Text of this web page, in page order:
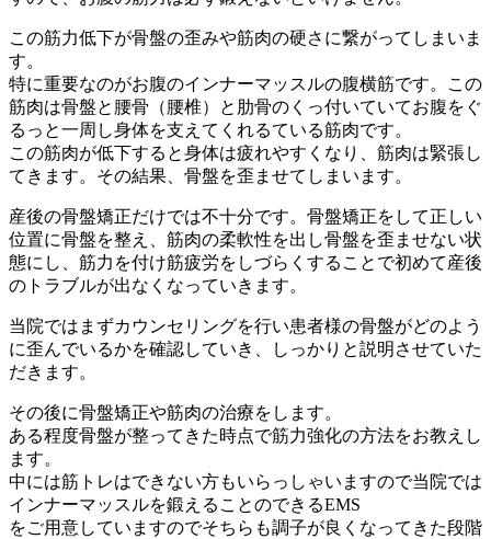
この筋力低下が骨盤の歪みや筋肉の硬さに繋がってしまいま
す。
特に重要なのがお腹のインナーマッスルの腹横筋です。この
筋肉は骨盤と腰骨（腰椎）と肋骨のくっ付いていてお腹をぐ
るっと一周し身体を支えてくれるている筋肉です。
この筋肉が低下すると身体は疲れやすくなり、筋肉は緊張し
てきます。その結果、骨盤を歪ませてしまいます。
産後の骨盤矯正だけでは不十分です。骨盤矯正をして正しい
位置に骨盤を整え、筋肉の柔軟性を出し骨盤を歪ませない状
態にし、筋力を付け筋疲労をしづらくすることで初めて産後
のトラブルが出なくなっていきます。
当院ではまずカウンセリングを行い患者様の骨盤がどのよう
に歪んでいるかを確認していき、しっかりと説明させていた
だきます。
その後に骨盤矯正や筋肉の治療をします。
ある程度骨盤が整ってきた時点で筋力強化の方法をお教えし
ます。
中には筋トレはできない方もいらっしゃいますので当院では
インナーマッスルを鍛えることのできるEMS
をご用意していますのでそちらも調子が良くなってきた段階